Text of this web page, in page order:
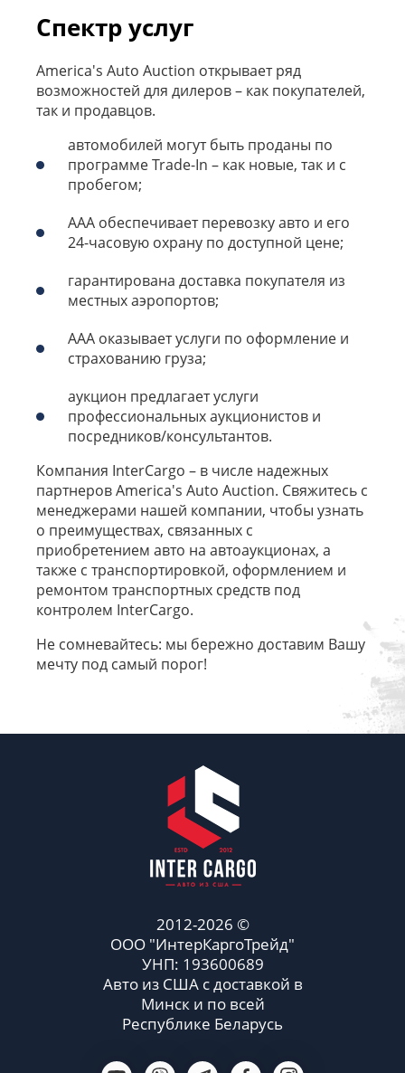
Спектр услуг
America's Auto Auction открывает ряд
возможностей для дилеров – как покупателей,
так и продавцов.
автомобилей могут быть проданы по
программе Trade-In – как новые, так и с
пробегом;
ААА обеспечивает перевозку авто и его
24-часовую охрану по доступной цене;
гарантирована доставка покупателя из
местных аэропортов;
ААА оказывает услуги по оформление и
страхованию груза;
аукцион предлагает услуги
профессиональных аукционистов и
посредников/консультантов.
Компания InterCargo – в числе надежных
партнеров America's Auto Auction. Свяжитесь с
менеджерами нашей компании, чтобы узнать
о преимуществах, связанных с
приобретением авто на автоаукционах, а
также с транспортировкой, оформлением и
ремонтом транспортных средств под
контролем InterCargo.
Не сомневайтесь: мы бережно доставим Вашу
мечту под самый порог!
2012-2026 ©
ООО "ИнтерКаргоТрейд"
УНП: 193600689
Авто из США с доставкой в
Минск и по всей
Республике Беларусь